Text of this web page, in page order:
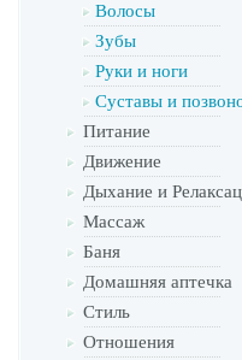
Волосы
Зубы
Руки и ноги
Суставы и
Питание
Движение
Дыхание и
Массаж
Баня
Домашняя аптечка
Стиль
Отношения